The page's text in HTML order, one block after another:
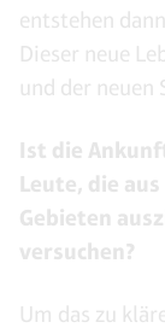
entstehen
Dieser neue
und der neuen
Ist die
Leute, die
Gebieten
versuchen?
Um das zu